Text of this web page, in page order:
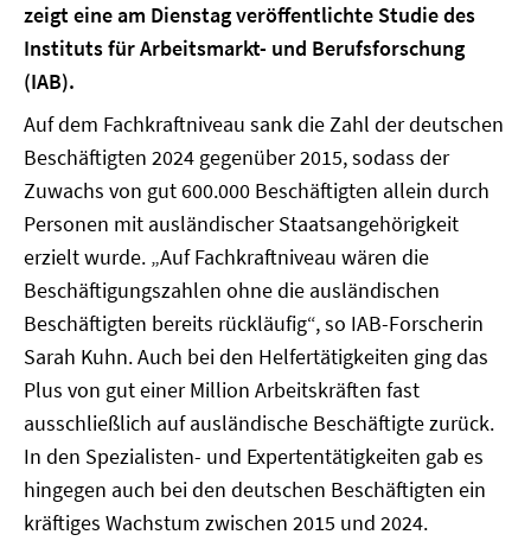
zeigt eine am Dienstag veröffentlichte Studie des
Instituts für Arbeitsmarkt- und Berufsforschung
(IAB).
Auf dem Fachkraftniveau sank die Zahl der deutschen
Beschäftigten 2024 gegenüber 2015, sodass der
Zuwachs von gut 600.000 Beschäftigten allein durch
Personen mit ausländischer Staatsangehörigkeit
erzielt wurde. „Auf Fachkraftniveau wären die
Beschäftigungszahlen ohne die ausländischen
Beschäftigten bereits rückläufig“, so IAB-Forscherin
Sarah Kuhn. Auch bei den Helfertätigkeiten ging das
Plus von gut einer Million Arbeitskräften fast
ausschließlich auf ausländische Beschäftigte zurück.
In den Spezialisten- und Expertentätigkeiten gab es
hingegen auch bei den deutschen Beschäftigten ein
kräftiges Wachstum zwischen 2015 und 2024.